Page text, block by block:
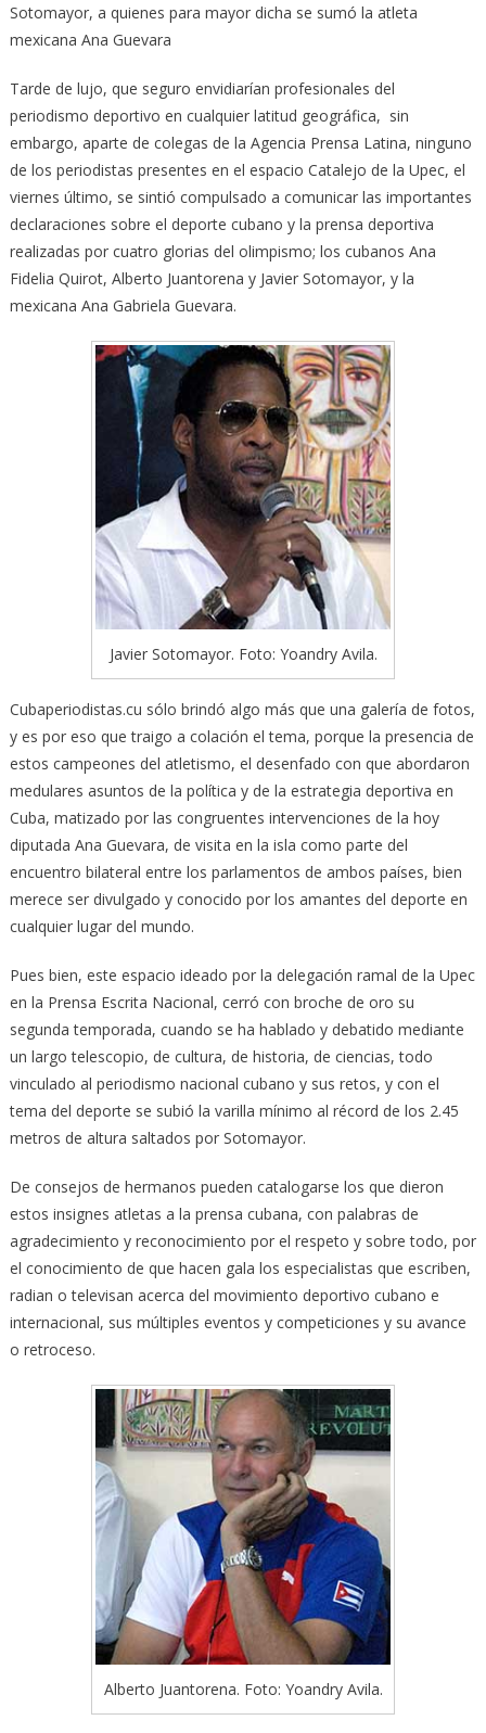
Sotomayor, a quienes para mayor dicha se sumó la atleta
mexicana Ana Guevara
Tarde de lujo, que seguro envidiarían profesionales del
periodismo deportivo en cualquier latitud geográfica, sin
embargo, aparte de colegas de la Agencia Prensa Latina, ninguno
de los periodistas presentes en el espacio Catalejo de la Upec, el
viernes último, se sintió compulsado a comunicar las importantes
declaraciones sobre el deporte cubano y la prensa deportiva
realizadas por cuatro glorias del olimpismo; los cubanos Ana
Fidelia Quirot, Alberto Juantorena y Javier Sotomayor, y la
mexicana Ana Gabriela Guevara.
Javier Sotomayor. Foto: Yoandry Avila.
Cubaperiodistas.cu sólo brindó algo más que una galería de fotos,
y es por eso que traigo a colación el tema, porque la presencia de
estos campeones del atletismo, el desenfado con que abordaron
medulares asuntos de la política y de la estrategia deportiva en
Cuba, matizado por las congruentes intervenciones de la hoy
diputada Ana Guevara, de visita en la isla como parte del
encuentro bilateral entre los parlamentos de ambos países, bien
merece ser divulgado y conocido por los amantes del deporte en
cualquier lugar del mundo.
Pues bien, este espacio ideado por la delegación ramal de la Upec
en la Prensa Escrita Nacional, cerró con broche de oro su
segunda temporada, cuando se ha hablado y debatido mediante
un largo telescopio, de cultura, de historia, de ciencias, todo
vinculado al periodismo nacional cubano y sus retos, y con el
tema del deporte se subió la varilla mínimo al récord de los 2.45
metros de altura saltados por Sotomayor.
De consejos de hermanos pueden catalogarse los que dieron
estos insignes atletas a la prensa cubana, con palabras de
agradecimiento y reconocimiento por el respeto y sobre todo, por
el conocimiento de que hacen gala los especialistas que escriben,
radian o televisan acerca del movimiento deportivo cubano e
internacional, sus múltiples eventos y competiciones y su avance
o retroceso.
Alberto Juantorena. Foto: Yoandry Avila.